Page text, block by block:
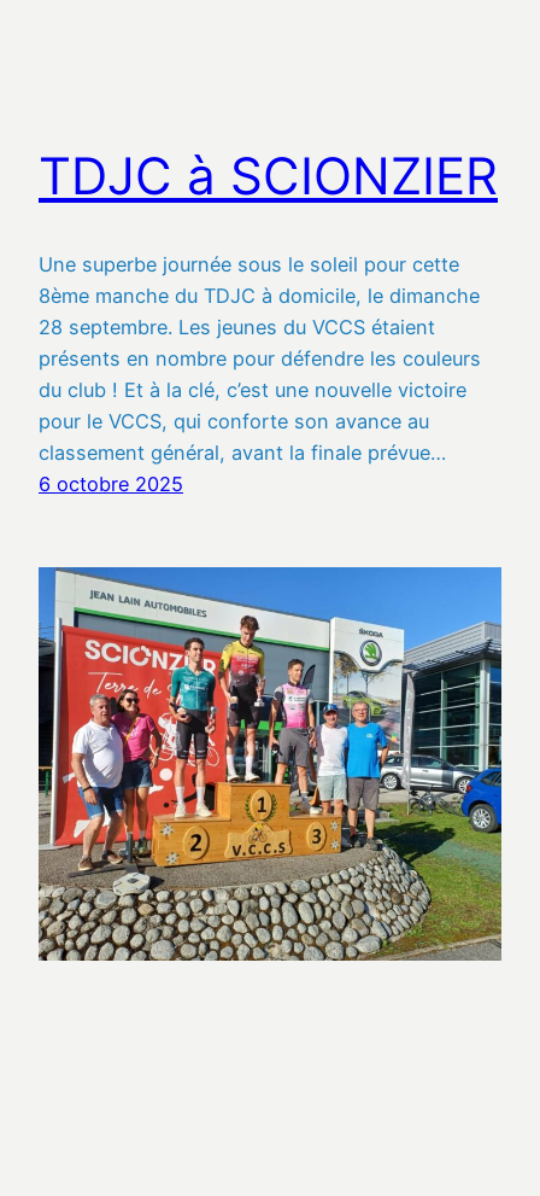
TDJC à SCIONZIER
Une superbe journée sous le soleil pour cette
8ème manche du TDJC à domicile, le dimanche
28 septembre. Les jeunes du VCCS étaient
présents en nombre pour défendre les couleurs
du club ! Et à la clé, c’est une nouvelle victoire
pour le VCCS, qui conforte son avance au
classement général, avant la finale prévue…
6 octobre 2025